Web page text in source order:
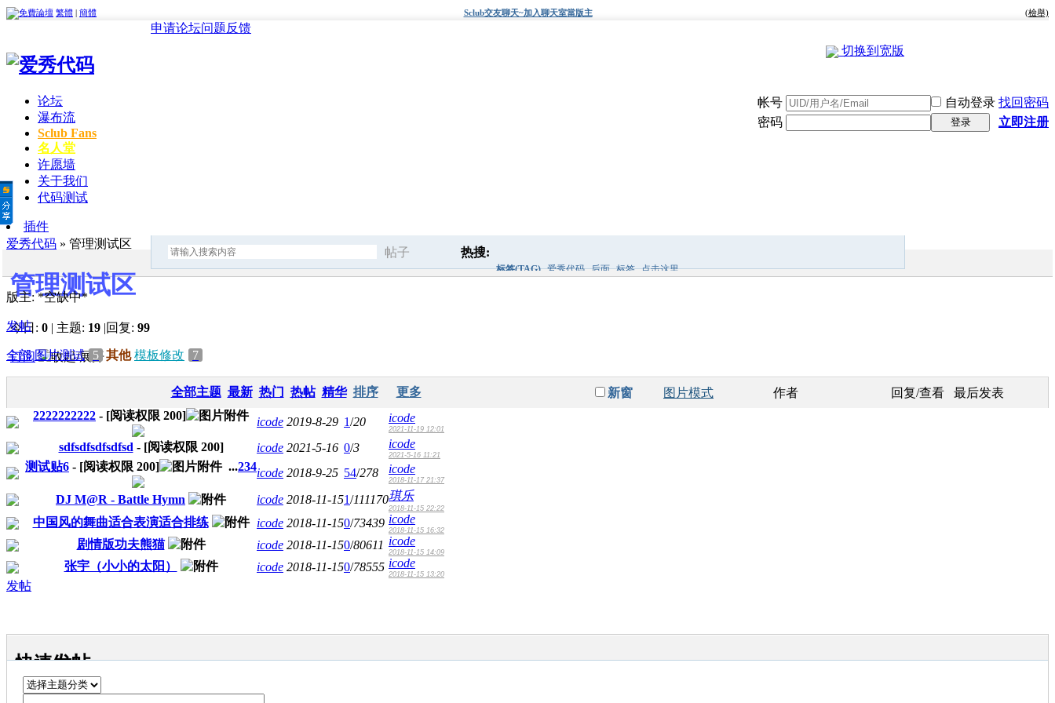
繁體 | 簡體 Sclub交友聊天~加入聊天室當版主 (檢舉)
申请论坛问题反馈
切换到宽版
帐号 自动登录 找回密码
密码
登录 立即注册
论坛
瀑布流
Sclub Fans
名人堂
许愿墙
关于我们
代码测试
插件
帖子
搜
热搜:
标签(TAG) 爱秀代码 后面 标签 点击这里
爱秀代码 » 管理测试区
管理测试区
今日: 0 | 主题: 19 |回复: 99
订阅
版主: *空缺中*
发帖
全部 图片测试 5 其他 模板修改 7
新窗
全部主题 最新 热门 热帖 精华 排序 更多 图片模式 作者 回复/查看
最后发表
2222222222 - [阅读权限 200] icode 2019-8-29 1/20 icode
2021-11-19 12:01
sdfsdfsdfsdfsd - [阅读权限 200] icode 2021-5-16 0/3 icode
2021-5-16 11:21
测试贴6 - [阅读权限 200] ...234icode 2018-9-25 54/278 icode
2018-11-17 21:37
DJ M@R - Battle Hymn icode 2018-11-151/111170琪乐
2018-11-15 22:22
中国风的舞曲适合表演适合排练 icode 2018-11-150/73439 icode
2018-11-15 16:32
剧情版功夫熊猫 icode 2018-11-150/80611 icode
2018-11-15 14:09
张宇（小小的太阳） icode 2018-11-150/78555 icode
2018-11-15 13:20
发帖
快速发帖